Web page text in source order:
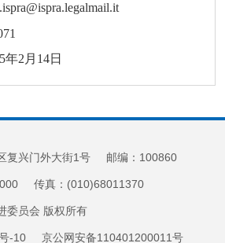
年2月14日
复兴门外大街1号 邮编：100860
传真：(010)68011370
委员会 版权所有
-10 京公网安备110401200011号